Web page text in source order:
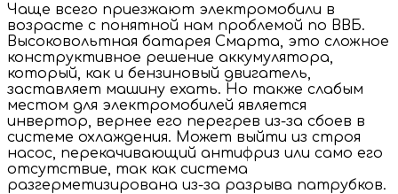
Чаще всего приезжают электромобили в
возрасте с понятной нам проблемой по ВВБ.
Высоковольтная батарея Смарта, это сложное
конструктивное решение аккумулятора,
который, как и бензиновый двигатель,
заставляет машину ехать. Но также слабым
местом для электромобилей является
инвертор, вернее его перегрев из-за сбоев в
системе охлаждения. Может выйти из строя
насос, перекачивающий антифриз или само его
отсутствие, так как система
разгерметизирована из-за разрыва патрубков.